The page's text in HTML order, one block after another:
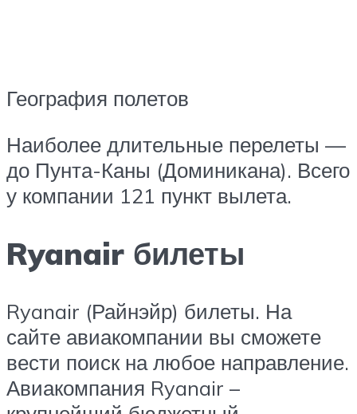
География полетов
Наиболее длительные перелеты —
до Пунта-Каны (Доминикана). Всего
у компании 121 пункт вылета.
Ryanair билеты
Ryanair (Райнэйр) билеты. На
сайте авиакомпании вы сможете
вести поиск на любое направление.
Авиакомпания Ryanair –